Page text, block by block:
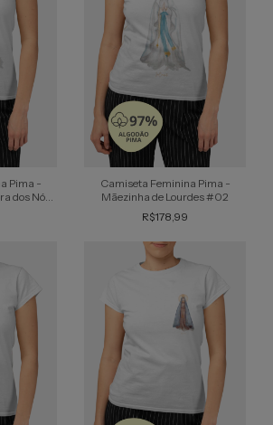
Pima -
dos Nós
Camiseta Feminina Pima -
Mãezinha de Lourdes #02
R$178,99